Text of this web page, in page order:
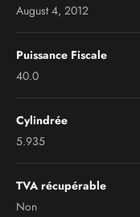
August 4, 2012
Puissance Fiscale
40.0
Cylindrée
5.935
TVA récupérable
Non